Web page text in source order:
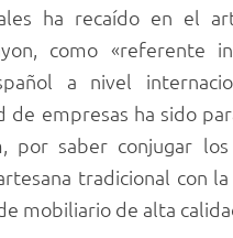
ha recaído en el
como «referente
a nivel
de empresas ha sido
por saber conjugar
tradicional con
mobiliario de alta